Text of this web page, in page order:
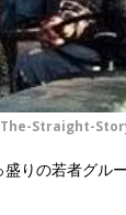
Straight-
りの若者グル